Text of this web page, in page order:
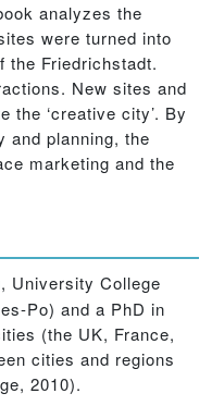
analyzes the
were turned into
the Friedrichstadt.
New sites and
‘creative city’. By
and planning, the
marketing and the
University College
Po) and a PhD in
(the UK, France,
cities and regions
2010).